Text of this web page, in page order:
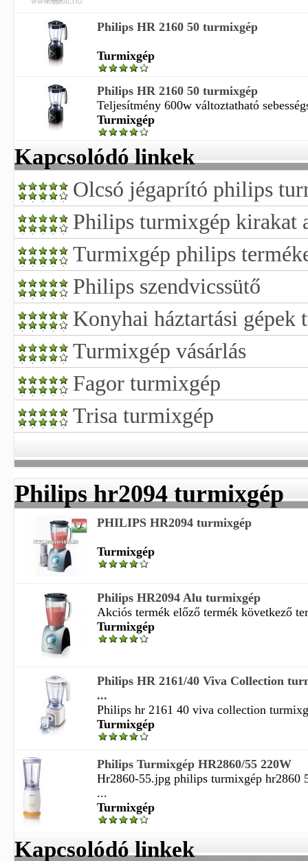
Philips HR 2160 50 turmixgép
Turmixgép
Philips HR 2160 50 turmixgép
Teljesítmény 600w változtatható
Turmixgép
Kapcsolódó linkek
Olcsó jégaprító philips
Philips turmixgép kirakat
Turmixgép philips
Philips szendvicssütő
Konyhai háztartási gépek
Turmixgép vásárlás
Fagor turmixgép
Trisa turmixgép
Philips hr2094 turmixgép
PHILIPS HR2094 turmixgép
Turmixgép
Philips HR2094 Alu turmixgép
Akciós termék előző termék következő
Turmixgép
Philips HR 2161/40 Viva Collection
...
Philips hr 2161 40 viva collection
Turmixgép
Philips Turmixgép HR2860/55 220W
Hr2860-55.jpg philips turmixgép hr2860
...
Turmixgép
Kapcsolódó linkek